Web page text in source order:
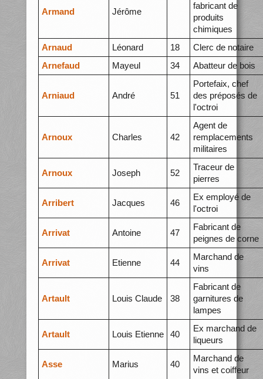
Armand Jérôme
fabricant de
produits
chimiques
Arnaud
Léonard 18
Clerc de notaire
Arnefaud
Mayeul 34 Abatteur de bois
Arniaud André 51
Portefaix, chef
des préposés de
l'octroi
Arnoux Charles 42
Agent de
remplacements
militaires
Arnoux Joseph 52
Traceur de
pierres
Arribert Jacques 46
Ex employé de
l'octroi
Arrivat Antoine 47
Fabricant de
peignes de corne
Arrivat Etienne 44
Marchand de
vins
Artault Louis Claude 38
Fabricant de
garnitures de
lampes
Artault Louis Etienne 40
Ex marchand de
liqueurs
Asse Marius 40
Marchand de
vins et coiffeur